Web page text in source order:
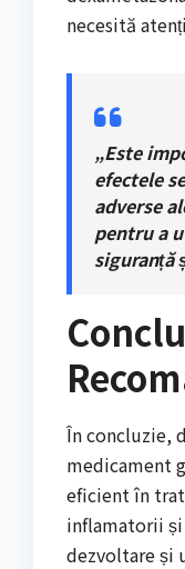
necesită
„Este
efectele
adverse
pentru a
siguranță
În concluzie,
medicament
eficient în
inflamatorii
dezvoltare și